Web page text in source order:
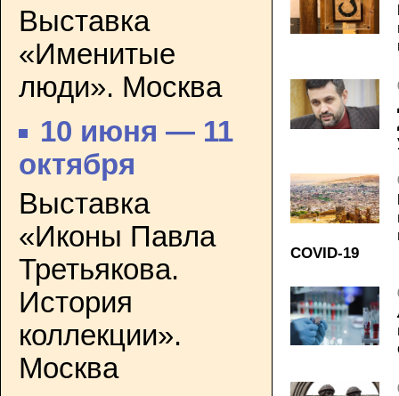
Выставка
«Именитые
люди». Москва
10 июня — 11
октября
Выставка
«Иконы Павла
Третьякова.
История
коллекции».
Москва
COVID-19